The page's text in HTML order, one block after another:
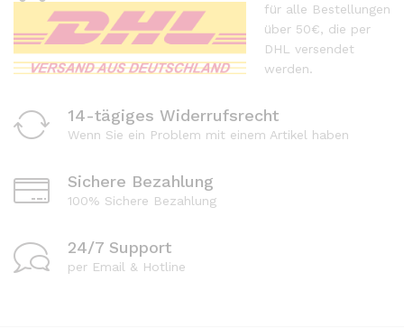
für alle Bestellungen
über 50€, die per
DHL versendet
werden.
14-tägiges Widerrufsrecht
Wenn Sie ein Problem mit einem Artikel haben
Sichere Bezahlung
100% Sichere Bezahlung
24/7 Support
per Email & Hotline